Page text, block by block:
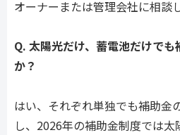
オーナーまたは管理会社に相談
Q. 太陽光だけ、蓄電池だけで
か？
はい、それぞれ単独でも補助金
し、2026年の補助金制度では